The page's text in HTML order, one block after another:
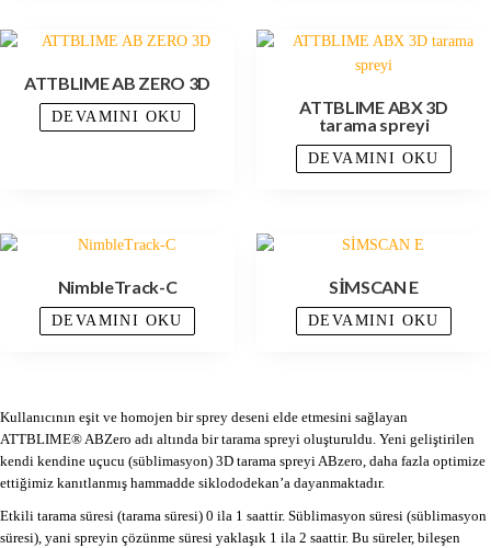
ATTBLIME AB ZERO 3D
DEVAMINI OKU
ATTBLIME ABX 3D
tarama spreyi
DEVAMINI OKU
NimbleTrack-C
DEVAMINI OKU
SİMSCAN E
DEVAMINI OKU
Kullanıcının eşit ve homojen bir sprey deseni elde etmesini sağlayan
ATTBLIME® ABZero adı altında bir tarama spreyi oluşturuldu. Yeni geliştirilen
kendi kendine uçucu (süblimasyon) 3D tarama spreyi ABzero, daha fazla optimize
ettiğimiz kanıtlanmış hammadde siklododekan’a dayanmaktadır.
Etkili tarama süresi (tarama süresi) 0 ila 1 saattir. Süblimasyon süresi (süblimasyon
süresi), yani spreyin çözünme süresi yaklaşık 1 ila 2 saattir. Bu süreler, bileşen